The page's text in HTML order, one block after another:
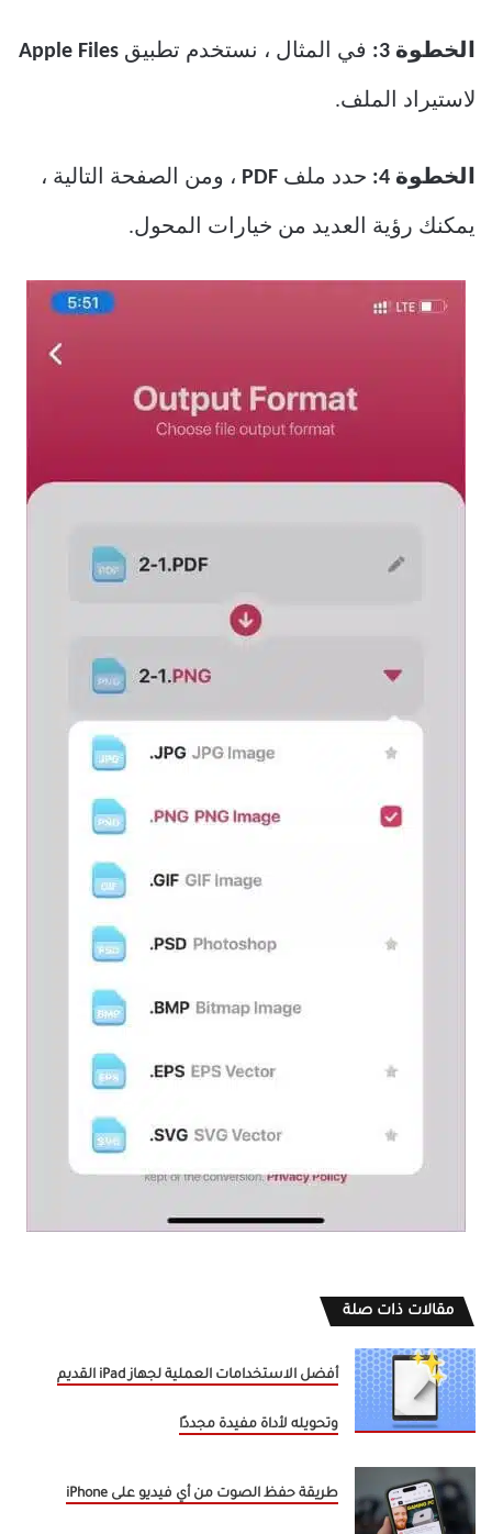
الخطوة 3: في المثال ، نستخدم تطبيق Apple Files
لاستيراد الملف.
الخطوة 4: حدد ملف PDF ، ومن الصفحة التالية ،
يمكنك رؤية العديد من خيارات المحول.
مقالات ذات صلة
أفضل الاستخدامات العملية لجهاز iPad القديم
وتحويله لأداة مفيدة مجددًا
طريقة حفظ الصوت من أي فيديو على iPhone